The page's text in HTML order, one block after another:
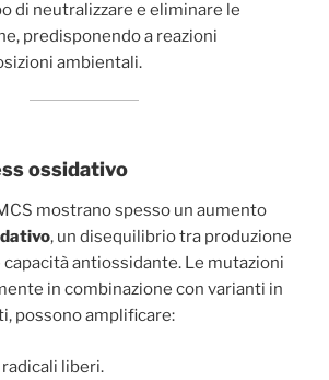
di neutralizzare e eliminare le
predisponendo a reazioni
ambientali.
ossidativo
mostrano spesso un aumento
, un disequilibrio tra produzione
antiossidante. Le mutazioni
in combinazione con varianti in
possono amplificare:
liberi.